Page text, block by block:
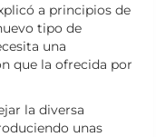
a principios de
tipo de
una
que la ofrecida por
la diversa
unas